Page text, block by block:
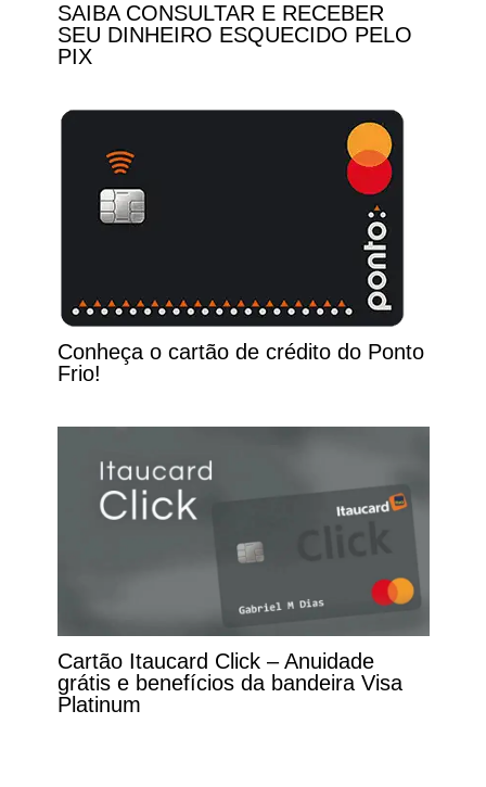
SAIBA CONSULTAR E RECEBER
SEU DINHEIRO ESQUECIDO PELO
PIX
Conheça o cartão de crédito do Ponto
Frio!
Cartão Itaucard Click – Anuidade
grátis e benefícios da bandeira Visa
Platinum